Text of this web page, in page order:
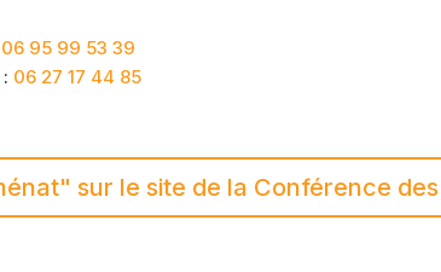
06 95 99 53 39
06 27 17 44 85
sur le site de la Conférence